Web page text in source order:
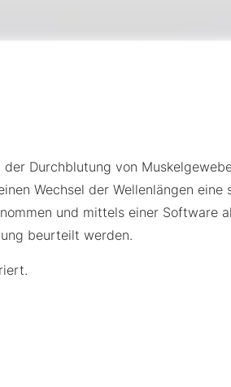
Durchblutung von
Wechsel der Wellenlängen eine
und mittels einer Software
beurteilt werden.